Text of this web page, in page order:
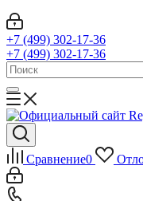
+7 (499) 302-17-36
+7 (499) 302-17-36
Сравнение0